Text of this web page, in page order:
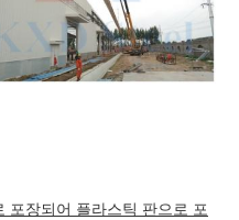
포장되어 플라스틱 판으로 포